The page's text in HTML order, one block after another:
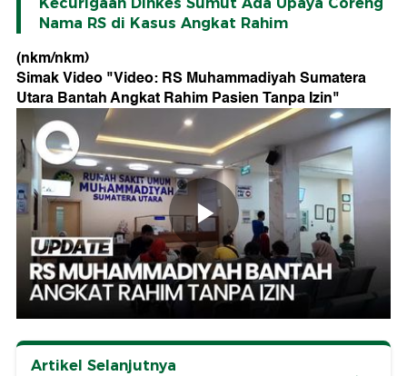
Kecurigaan Dinkes Sumut Ada Upaya Coreng
Nama RS di Kasus Angkat Rahim
(nkm/nkm)
Simak Video "Video: RS Muhammadiyah Sumatera
Utara Bantah Angkat Rahim Pasien Tanpa Izin"
Artikel Selanjutnya